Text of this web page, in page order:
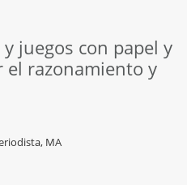
juegos con papel y
el razonamiento y
MA